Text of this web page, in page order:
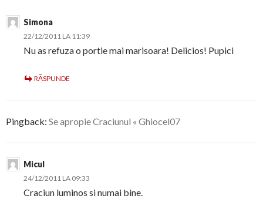
Simona
22/12/2011 LA 11:39
Nu as refuza o portie mai marisoara! Delicios! Pupici
RĂSPUNDE
Pingback: Se apropie Craciunul « Ghiocel07
Micul
24/12/2011 LA 09:33
Craciun luminos si numai bine.